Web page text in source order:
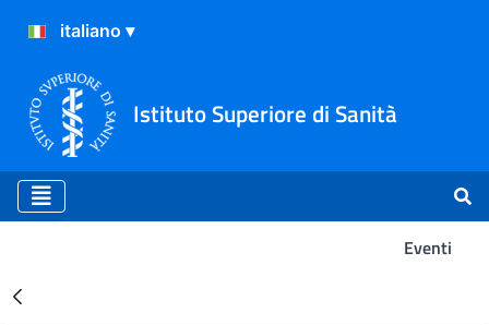
Istituto Superiore di Sanità
Eventi
Risultati della Ricerca -